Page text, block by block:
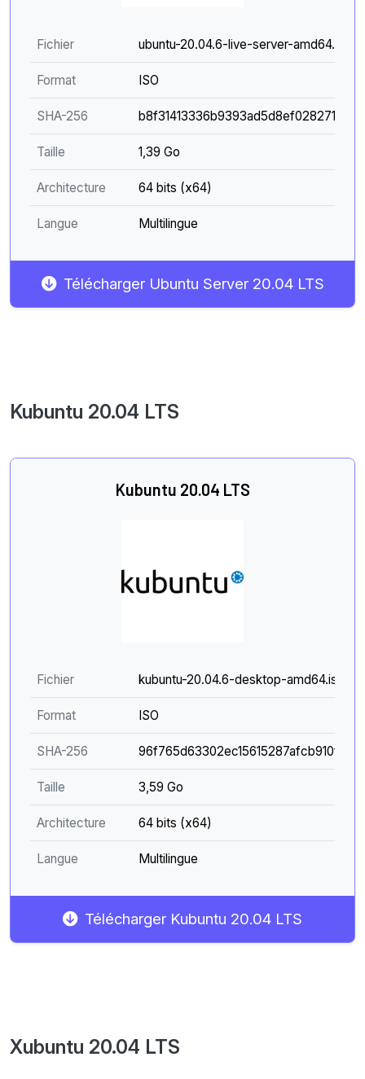
Fichier ubuntu-20.04.6-live-server-amd64.iso
Format ISO
SHA-256
Taille 1,39 Go
Architecture 64 bits (x64)
Langue Multilingue
Télécharger Ubuntu Server 20.04 LTS
Kubuntu 20.04 LTS
Kubuntu 20.04 LTS
Fichier kubuntu-20.04.6-desktop-amd64.iso
Format ISO
SHA-256
Taille 3,59 Go
Architecture 64 bits (x64)
Langue Multilingue
Télécharger Kubuntu 20.04 LTS
Xubuntu 20.04 LTS